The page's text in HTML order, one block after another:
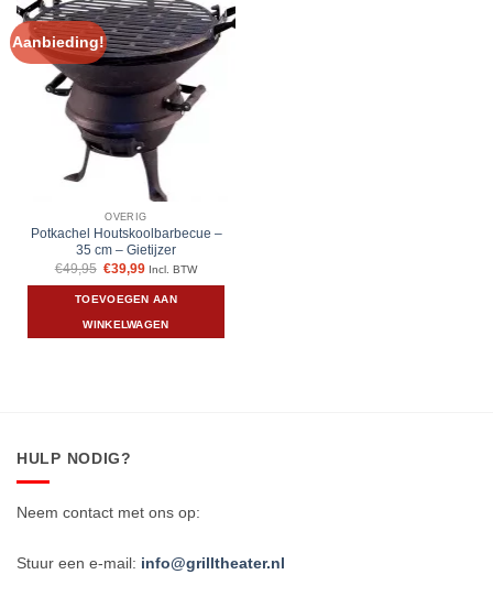
Aanbieding!
OVERIG
Potkachel Houtskoolbarbecue –
35 cm – Gietijzer
€49,95 Oorspronkelijke
prijs
was:
€49,95.
€39,99Huidige
is:
€39,99.
Incl. BTW
TOEVOEGEN AAN
WINKELWAGEN
HULP NODIG?
Neem contact met ons op:
Stuur een e-mail: info@grilltheater.nl